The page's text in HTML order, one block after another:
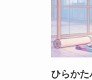
ひらかた